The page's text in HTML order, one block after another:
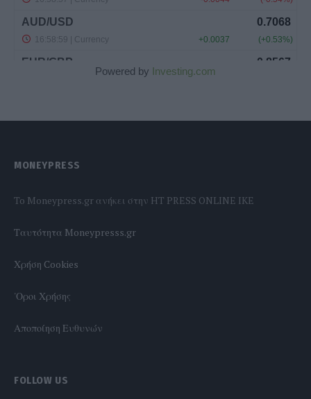
Powered by Investing.com
MONEYPRESS
To Moneypress.gr ανήκει στην HT PRESS ONLINE IKE
Tαυτότητα Moneypresss.gr
Χρήση Cookies
'Οροι Χρήσης
Αποποίηση Ευθυνών
FOLLOW US